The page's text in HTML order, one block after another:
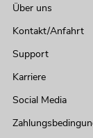
Über uns
Kontakt/Anfahrt
Support
Karriere
Social Media